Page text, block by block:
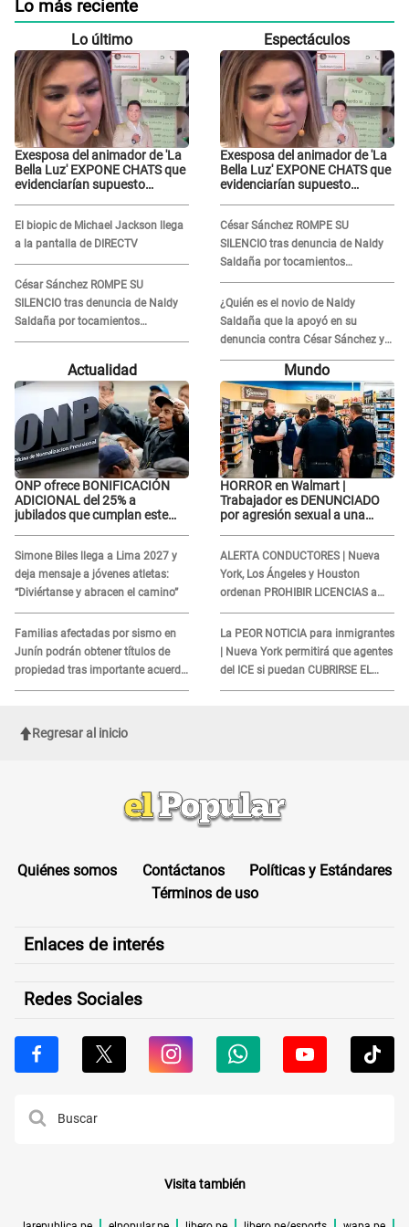
Lo más reciente
Lo último
Exesposa del animador de 'La
Bella Luz' EXPONE CHATS que
evidenciarían supuesto
pareja
El biopic de Michael Jackson llega
a la pantalla de DIRECTV
César Sánchez ROMPE SU
SILENCIO tras denuncia de Naldy
Saldaña por tocamientos
indebidos: "Pido respetar la
Espectáculos
Exesposa del animador de 'La
Bella Luz' EXPONE CHATS que
evidenciarían supuesto
pareja
César Sánchez ROMPE SU
SILENCIO tras denuncia de Naldy
Saldaña por tocamientos
indebidos: "Pido respetar la
presunción de inocencia"
¿Quién es el novio de Naldy
Saldaña que la apoyó en su
denuncia contra César Sánchez y
confrontó al dueño de 'La Bella
Actualidad
ONP ofrece BONIFICACIÓN
ADICIONAL del 25% a
jubilados que cumplan este
Simone Biles llega a Lima 2027 y
deja mensaje a jóvenes atletas:
“Diviértanse y abracen el camino”
Familias afectadas por sismo en
Junín podrán obtener títulos de
propiedad tras importante acuerdo
de Cofopri
Mundo
HORROR en Walmart |
Trabajador es DENUNCIADO
por agresión sexual a una
ALERTA CONDUCTORES | Nueva
York, Los Ángeles y Houston
ordenan PROHIBIR LICENCIAS a
quienes no presenten ESTE
DOCUMENTO
La PEOR NOTICIA para inmigrantes
| Nueva York permitirá que agentes
del ICE si puedan CUBRIRSE EL
ROSTRO
Regresar al inicio
Quiénes somos Contáctanos
Políticas y Estándares
Términos de uso
Enlaces de interés
Redes Sociales
Visita también